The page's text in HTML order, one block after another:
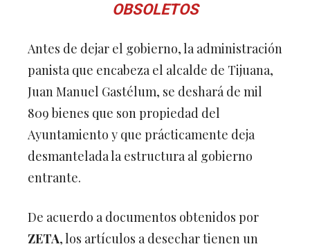
OBSOLETOS
Antes de dejar el gobierno, la administración
panista que encabeza el alcalde de Tijuana,
Juan Manuel Gastélum, se deshará de mil
809 bienes que son propiedad del
Ayuntamiento y que prácticamente deja
desmantelada la estructura al gobierno
entrante.
De acuerdo a documentos obtenidos por
ZETA, los artículos a desechar tienen un